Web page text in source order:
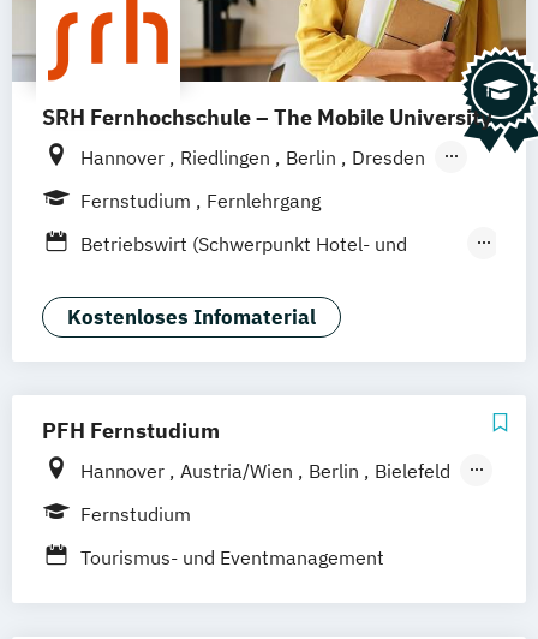
SRH Fernhochschule – The Mobile University
Hannover Riedlingen Berlin
Dresden
Düsseldorf
Hamburg Köln
Mannheim
Wertheim Wien
Frankfurt am Main Hamm Zürich
Fernstudium
Fernlehrgang
Betriebswirt (Schwerpunkt Hotel- und
Betriebswirtschaft und Hotelmanagement
Kostenloses Infomaterial
PFH Fernstudium
Hannover Austria/Wien Berlin
Bielefeld
Bremen
Göttingen
Hamburg
Kaiserslautern/Kusel Kiel Leipzig
Fernstudium
Tourismus- und Eventmanagement